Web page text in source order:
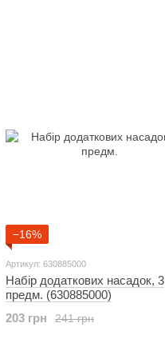
−16%
Артикул: 630885000
Набір додаткових насадок, 3
предм. (630885000)
241 грн
203 грн